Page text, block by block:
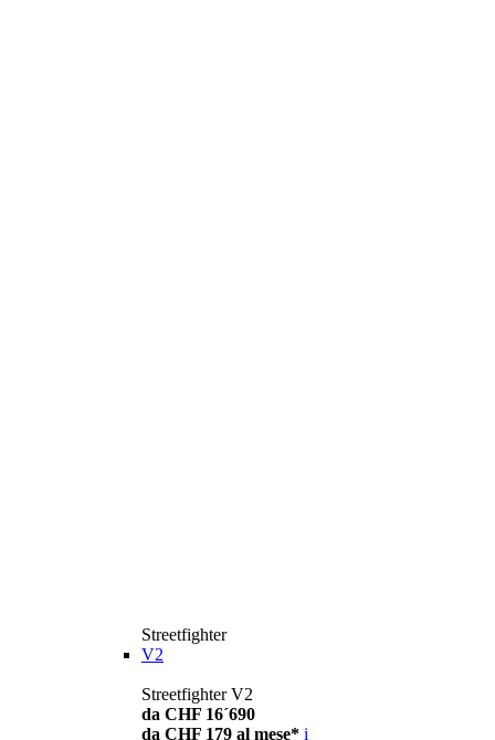
Streetfighter
V2
Streetfighter V2
da CHF 16´690
da CHF 179 al mese* i